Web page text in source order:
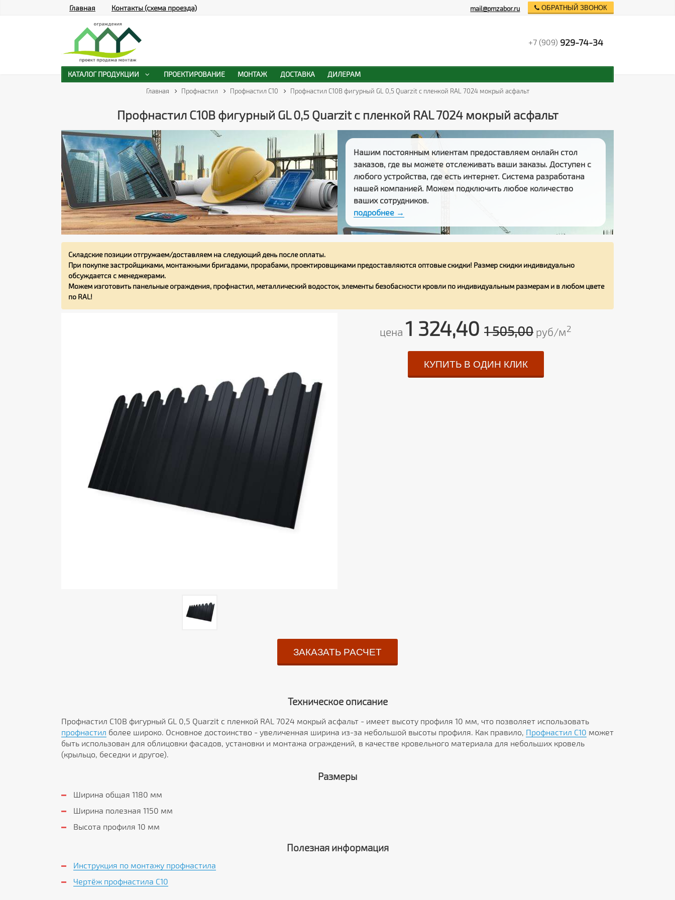
Главная Профнастил Профнастил С10 Профнастил С10B фигурный GL 0,5 Quarzit с пленкой RAL 7024 мокрый асфальт
Профнастил С10B фигурный GL 0,5 Quarzit с пленкой RAL 7024 мокрый асфальт
Нашим постоянным клиентам предоставляем онлайн стол
заказов, где вы можете отслеживать ваши заказы. Доступен с
любого устройства, где есть интернет. Система разработана
нашей компанией. Можем подключить любое количество
ваших сотрудников.
подробнее →
Складские позиции отгружаем/доставляем на следующий день после оплаты.
При покупке застройщиками, монтажными бригадами, прорабами, проектировщиками предоставляются оптовые скидки! Размер скидки индивидуально
обсуждается с менеджерами.
Можем изготовить панельные ограждения, профнастил, металлический водосток, элементы безобасности кровли по индивидуальным размерам и в любом цвете
по RAL!
цена 1 324,40 1 505,00 руб/м2
КУПИТЬ В ОДИН КЛИК
ЗАКАЗАТЬ РАСЧЕТ
Техническое описание
Профнастил С10B фигурный GL 0,5 Quarzit с пленкой RAL 7024 мокрый асфальт - имеет высоту профиля 10 мм, что позволяет использовать
профнастил более широко. Основное достоинство - увеличенная ширина из-за небольшой высоты профиля. Как правило, Профнастил C10 может
быть использован для облицовки фасадов, установки и монтажа ограждений, в качестве кровельного материала для небольших кровель
(крыльцо, беседки и другое).
Размеры
Ширина общая 1180 мм
Ширина полезная 1150 мм
Высота профиля 10 мм
Полезная информация
Инструкция по монтажу профнастила
Чертёж профнастила C10
Главная Контакты (схема проезда) mail@pmzabor.ru ОБРАТНЫЙ ЗВОНОК
+7 (909) 929-74-34
КАТАЛОГ ПРОДУКЦИИ ПРОЕКТИРОВАНИЕ МОНТАЖ ДОСТАВКА ДИЛЕРАМ